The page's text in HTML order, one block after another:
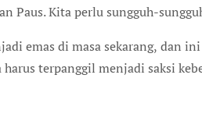
Paus. Kita perlu sungguh-
emas di masa sekarang, dan
harus terpanggil menjadi saksi